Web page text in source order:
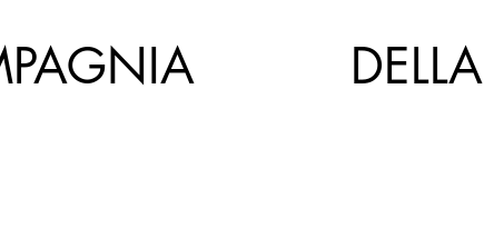
DELLA